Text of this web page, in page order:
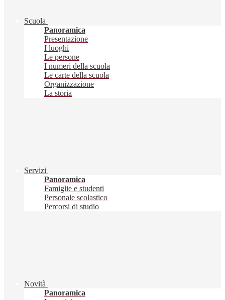
Scuola
Panoramica
Presentazione
I luoghi
Le persone
I numeri della scuola
Le carte della scuola
Organizzazione
La storia
Servizi
Panoramica
Famiglie e studenti
Personale scolastico
Percorsi di studio
Novità
Panoramica